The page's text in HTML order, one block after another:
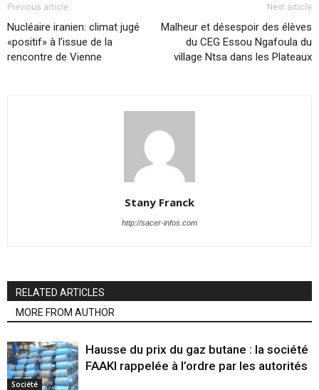
Previous article
Nucléaire iranien: climat jugé
«positif» à l’issue de la
rencontre de Vienne
Next article
Malheur et désespoir des élèves
du CEG Essou Ngafoula du
village Ntsa dans les Plateaux
Stany Franck
http://sacer-infos.com
RELATED ARTICLES
MORE FROM AUTHOR
Société
Hausse du prix du gaz butane : la société
FAAKI rappelée à l’ordre par les autorités